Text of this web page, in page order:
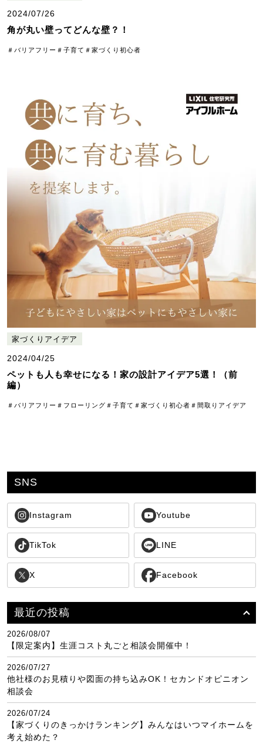
2024/07/26
角が丸い壁ってどんな壁？！
＃バリアフリー ＃子育て ＃家づくり初心者
家づくりアイデア
2024/04/25
ペットも人も幸せになる！家の設計アイデア5選！（前
編）
＃バリアフリー ＃フローリング ＃子育て ＃家づくり初心者 ＃間取りアイデア
最近の投稿
2026/08/07
【限定案内】生涯コスト丸ごと相談会開催中！
2026/07/27
他社様のお見積りや図面の持ち込みOK！セカンドオピニオン
相談会
2026/07/24
【家づくりのきっかけランキング】みんなはいつマイホームを
考え始めた？
SNS
Instagram Youtube
TikTok LINE
X Facebook